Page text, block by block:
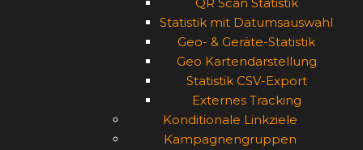
Statistik mit Datumsauswahl
Geo- & Geräte-Statistik
Geo Kartendarstellung
Statistik CSV-Export
Externes Tracking
Konditionale Linkziele
Kampagnengruppen